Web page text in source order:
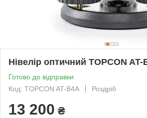
Нівелір оптичний TOPCON
Готово до відправки
Код: TOPCON AT-B4А
Роздріб
13 200 ₴